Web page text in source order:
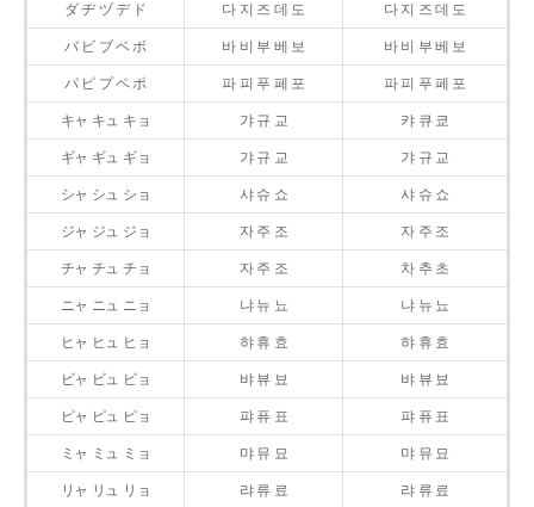
ダ ヂ ヅ デ ド 다 지 즈 데 도 다 지 즈 데 도
バ ビ ブ ベ ボ 바 비 부 베 보 바 비 부 베 보
パ ピ プ ペ ポ 파 피 푸 페 포 파 피 푸 페 포
キャ キュ キョ 갸 규 교 캬 큐 쿄
ギャ ギュ ギョ 갸 규 교 갸 규 교
シャ シュ ショ 샤 슈 쇼 샤 슈 쇼
ジャ ジュ ジョ 자 주 조 자 주 조
チャ チュ チョ 자 주 조 차 추 초
ニャ ニュ ニョ 냐 뉴 뇨 냐 뉴 뇨
ヒャ ヒュ ヒョ 햐 휴 효 햐 휴 효
ビャ ビュ ビョ 뱌 뷰 뵤 뱌 뷰 뵤
ピャ ピュ ピョ 퍄 퓨 표 퍄 퓨 표
ミャ ミュ ミョ 먀 뮤 묘 먀 뮤 묘
リャ リュ リョ 랴 류 료 랴 류 료